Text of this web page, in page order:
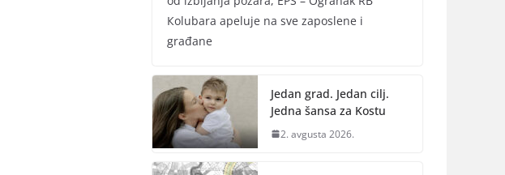
Кolubara apeluje na sve zaposlene i
građane
Jedan grad. Jedan cilj.
Jedna šansa za Kostu
2. avgusta 2026.